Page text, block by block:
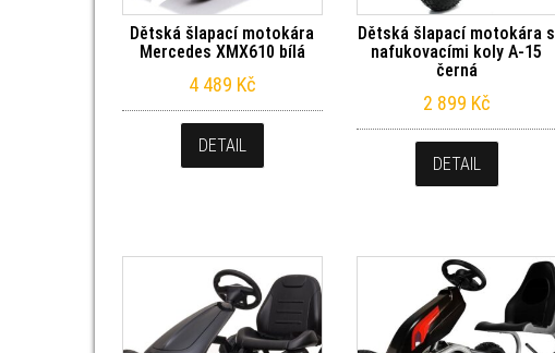
Dětská šlapací motokára
Mercedes XMX610 bílá
4 489 Kč
DETAIL
Dětská šlapací motokára s
nafukovacími koly A-15
černá
2 899 Kč
DETAIL